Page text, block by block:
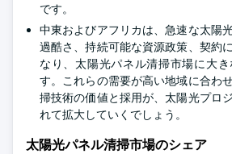
です。
中東およびアフリカは、急速な太陽
過酷さ、持続可能な資源政策、契約
なり、太陽光パネル清掃市場に大
す。これらの需要が高い地域に合わ
掃技術の価値と採用が、太陽光プロ
れて拡大していくでしょう。
太陽光パネル清掃市場のシェア